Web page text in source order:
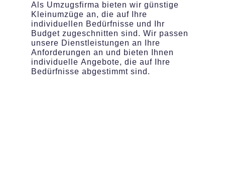
Als Umzugsfirma bieten wir günstige
Kleinumzüge an, die auf Ihre
individuellen Bedürfnisse und Ihr
Budget zugeschnitten sind. Wir passen
unsere Dienstleistungen an Ihre
Anforderungen an und bieten Ihnen
individuelle Angebote, die auf Ihre
Bedürfnisse abgestimmt sind.